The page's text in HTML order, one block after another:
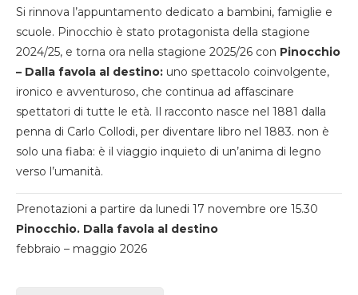
Si rinnova l’appuntamento dedicato a bambini, famiglie e
scuole. Pinocchio è stato protagonista della stagione
2024/25, e torna ora nella stagione 2025/26 con Pinocchio
– Dalla favola al destino: uno spettacolo coinvolgente,
ironico e avventuroso, che continua ad affascinare
spettatori di tutte le età. Il racconto nasce nel 1881 dalla
penna di Carlo Collodi, per diventare libro nel 1883. non è
solo una fiaba: è il viaggio inquieto di un’anima di legno
verso l’umanità.
Prenotazioni a partire da lunedi 17 novembre ore 15.30
Pinocchio. Dalla favola al destino
febbraio – maggio 2026